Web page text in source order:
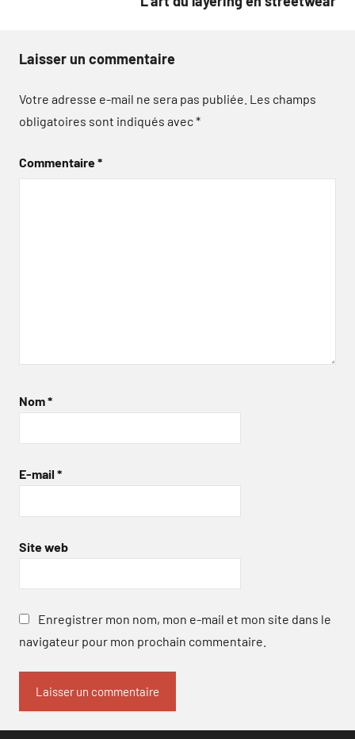
Laisser un commentaire
Votre adresse e-mail ne sera pas publiée. Les champs
obligatoires sont indiqués avec*
Commentaire*
Nom*
E-mail *
Site web
Enregistrer mon nom, mon e-mail et mon site dans le
navigateur pour mon prochain commentaire.